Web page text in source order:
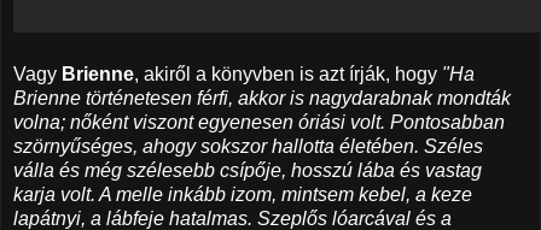
Vagy Brienne, akiről a könyvben is azt írják, hogy "Ha
Brienne történetesen férfi, akkor is nagydarabnak mondták
volna; nőként viszont egyenesen óriási volt. Pontosabban
szörnyűséges, ahogy sokszor hallotta életében. Széles
válla és még szélesebb csípője, hosszú lába és vastag
karja volt. A melle inkább izom, mintsem kebel, a keze
lapátnyi, a lábfeje hatalmas. Szeplős lóarcával és a